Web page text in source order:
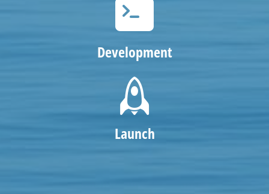
Development
Launch